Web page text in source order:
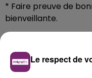
* Faire preuve de
bienveillante.
* S'adapte aux
Si l'expérience vous
Le respect de